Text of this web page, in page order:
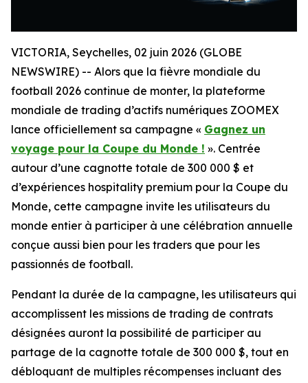
VICTORIA, Seychelles, 02 juin 2026 (GLOBE
NEWSWIRE) -- Alors que la fièvre mondiale du
football 2026 continue de monter, la plateforme
mondiale de trading d’actifs numériques ZOOMEX
lance officiellement sa campagne « Gagnez un
voyage pour la Coupe du Monde ! ». Centrée
autour d’une cagnotte totale de 300 000 $ et
d’expériences hospitality premium pour la Coupe du
Monde, cette campagne invite les utilisateurs du
monde entier à participer à une célébration annuelle
conçue aussi bien pour les traders que pour les
passionnés de football.
Pendant la durée de la campagne, les utilisateurs qui
accomplissent les missions de trading de contrats
désignées auront la possibilité de participer au
partage de la cagnotte totale de 300 000 $, tout en
débloquant de multiples récompenses incluant des